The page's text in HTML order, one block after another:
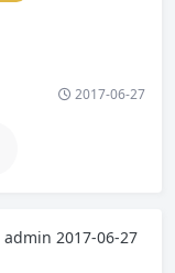
2017-06-27
admin 2017-06-27